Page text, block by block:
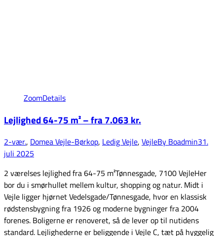
ZoomDetails
Lejlighed 64-75 m² – fra 7.063 kr.
2-vær., Domea Vejle-Børkop, Ledig Vejle, VejleBy Boadmin31.
juli 2025
2 værelses lejlighed fra 64-75 m²Tønnesgade, 7100 VejleHer
bor du i smørhullet mellem kultur, shopping og natur. Midt i
Vejle ligger hjørnet Vedelsgade/Tønnesgade, hvor en klassisk
rødstensbygning fra 1926 og moderne bygninger fra 2004
forenes. Boligerne er renoveret, så de lever op til nutidens
standard. Lejlighederne er beliggende i Vejle C, tæt på hyggelig